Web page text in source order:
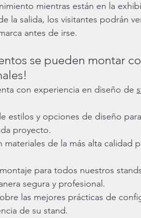
mientras están en la
la salida, los visitantes podrán
antes de irse.
se pueden montar
con experiencia en diseño de
estilos y opciones de diseño
proyecto.
de la más alta calidad
para todos nuestros
segura y profesional.
las mejores prácticas de
de su stand.